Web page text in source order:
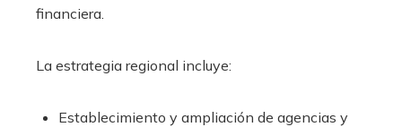
financiera.
La estrategia regional incluye:
Establecimiento y ampliación de agencias y